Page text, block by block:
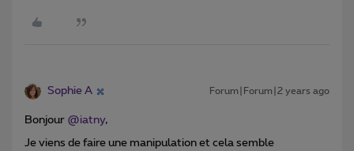
Sophie A Forum|Forum|2 years ago
Bonjour @iatny,
Je viens de faire une manipulation et cela semble